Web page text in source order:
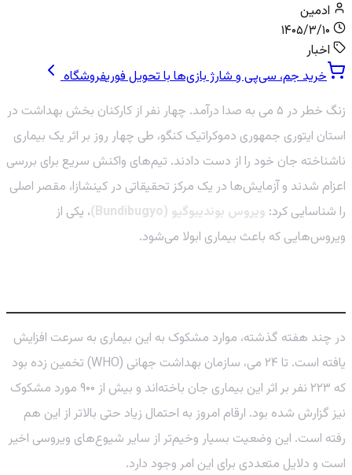
ادمین
۱۴۰۵/۳/۱۰
اخبار
خرید جم، سی‌پی و شارژ بازی‌ها با تحویل فوریفروشگاه
زنگ خطر در ۵ می به صدا درآمد. چهار نفر از کارکنان بخش بهداشت در
استان ایتوری جمهوری دموکراتیک کنگو، طی چهار روز بر اثر یک بیماری
ناشناخته جان خود را از دست دادند. تیم‌های واکنش سریع برای بررسی
اعزام شدند و آزمایش‌ها در یک مرکز تحقیقاتی در کینشازا، مقصر اصلی
را شناسایی کرد: ویروس بوندیبوگیو (Bundibugyo)
، یکی از
ویروس‌هایی که باعث بیماری ابولا می‌شود.
در چند هفته گذشته، موارد مشکوک به این بیماری به سرعت افزایش
یافته است. تا ۲۴ می، سازمان بهداشت جهانی (WHO) تخمین زده بود
که ۲۲۳ نفر بر اثر این بیماری جان باخته‌اند و بیش از ۹۰۰ مورد مشکوک
نیز گزارش شده بود. ارقام امروز به احتمال زیاد حتی بالاتر از این هم
رفته است. این وضعیت بسیار وخیم‌تر از سایر شیوع‌های ویروسی اخیر
است و دلایل متعددی برای این امر وجود دارد.